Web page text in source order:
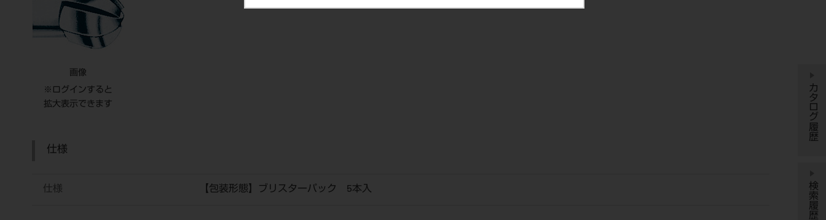
画像
※ログインすると
拡大表示できます
仕様
仕様 【包装形態】ブリスターパック 5本入
カタログ履歴
検索履歴